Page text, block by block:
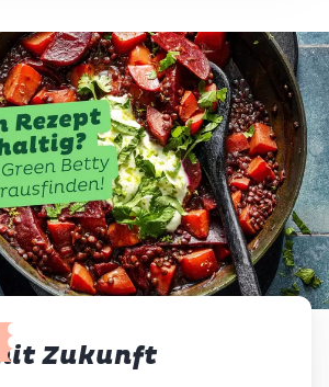
Zukunft